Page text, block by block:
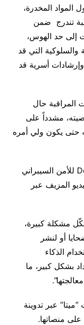
المواد المخدرة،
تندرج ضمن
إلى حد الهوس،
والسلوكية التي قد
أسرية قد
حال
مشدداً على
يكون ولي أمره
وكشفت دراسة أجرتها شركة Deeptrace للأمن السيبراني
الفيديو المزيف عبر
مشكلة كبيرة،
أو لنشر
الذكاء
بشكل كبير، ما
عبر تدوينة
على منصاتها.